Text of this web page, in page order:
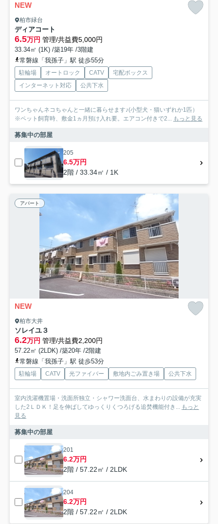
NEW
柏市緑台
ディアコート
6.5万円 管理/共益費5,000円
33.34㎡ (1K) /築19年 /3階建
常磐線「我孫子」駅 徒歩55分
駐輪場 オートロック CATV
宅配ボックス
インターネット対応
公共下水
ワンちゃんネコちゃんと一緒に暮らせます♪(小型犬・猫いずれか1匹）
※ペット飼育時、敷金1ヵ月預け入れ要。エアコン付きで2...
もっと見る
募集中の部屋
205
6.5万円
2階 / 33.34㎡ / 1K
アパート
NEW
柏市大井
ソレイユ３
6.2万円 管理/共益費2,200円
57.22㎡ (2LDK) /築20年 /2階建
常磐線「我孫子」駅 徒歩53分
駐輪場 CATV 光ファイバー 敷地内ごみ置き場 公共下水
室内洗濯機置場・洗面所独立・シャワー洗面台、水まわりの設備が充実
した2ＬＤＫ！足を伸ばしてゆっくりくつろげる追焚機能付き...
もっと
見る
募集中の部屋
201
6.2万円
2階 / 57.22㎡ / 2LDK
204
6.2万円
2階 / 57.22㎡ / 2LDK